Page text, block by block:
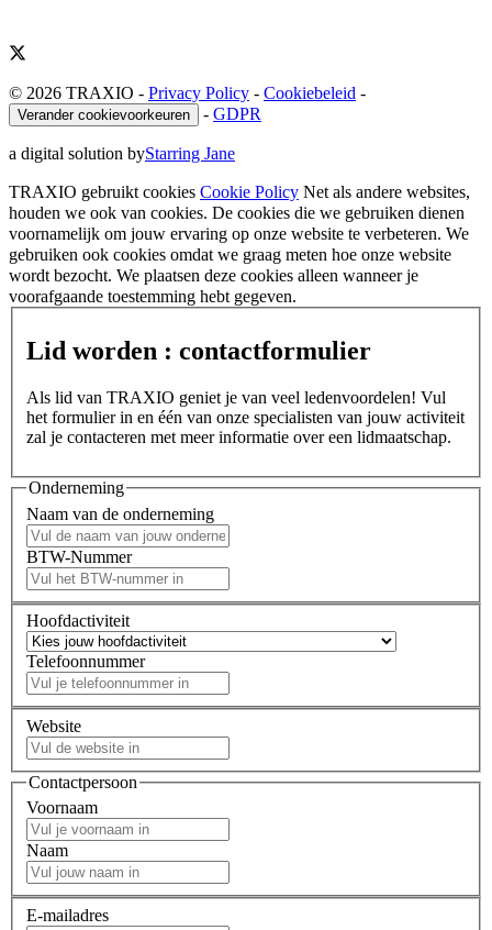
© 2026 TRAXIO - Privacy Policy - Cookiebeleid -
Verander cookievoorkeuren - GDPR
a digital solution byStarring Jane
TRAXIO gebruikt cookies Cookie Policy Net als andere websites,
houden we ook van cookies. De cookies die we gebruiken dienen
voornamelijk om jouw ervaring op onze website te verbeteren. We
gebruiken ook cookies omdat we graag meten hoe onze website
wordt bezocht. We plaatsen deze cookies alleen wanneer je
voorafgaande toestemming hebt gegeven.
Lid worden : contactformulier
Als lid van TRAXIO geniet je van veel ledenvoordelen! Vul
het formulier in en één van onze specialisten van jouw activiteit
zal je contacteren met meer informatie over een lidmaatschap.
Onderneming
Naam van de onderneming
BTW-Nummer
Hoofdactiviteit
Telefoonnummer
Website
Contactpersoon
Voornaam
Naam
E-mailadres